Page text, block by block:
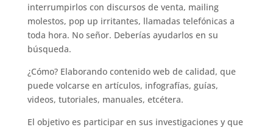
interrumpirlos con discursos de venta, mailing
molestos, pop up irritantes, llamadas telefónicas a
toda hora. No señor. Deberías ayudarlos en su
búsqueda.
¿Cómo? Elaborando contenido web de calidad, que
puede volcarse en artículos, infografías, guías,
videos, tutoriales, manuales, etcétera.
El objetivo es participar en sus investigaciones y que